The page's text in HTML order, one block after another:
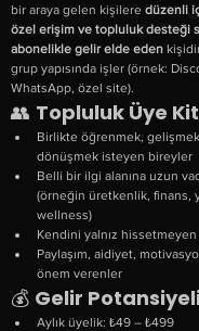
bir araya gelen kişilere düzenli
özel erişim ve topluluk desteği
abonelikle gelir elde eden
grup yapısında işler (örnek:
WhatsApp, özel site).
👥 Topluluk Üye
Birlikte öğrenmek,
dönüşmek isteyen bireyler
Belli bir ilgi alanına uzun
(örneğin üretkenlik, finans,
wellness)
Kendini yalnız
Paylaşım, aidiyet,
önem verenler
💰 Gelir
Aylık üyelik: ₺49 – ₺499